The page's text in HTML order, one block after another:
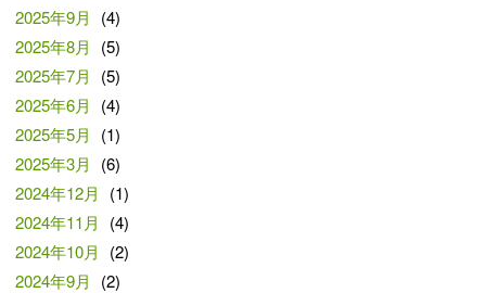
2025年9月
(4)
2025年8月
(5)
2025年7月
(5)
2025年6月
(4)
2025年5月
(1)
2025年3月
(6)
2024年12月
(1)
2024年11月
(4)
2024年10月
(2)
2024年9月
(2)